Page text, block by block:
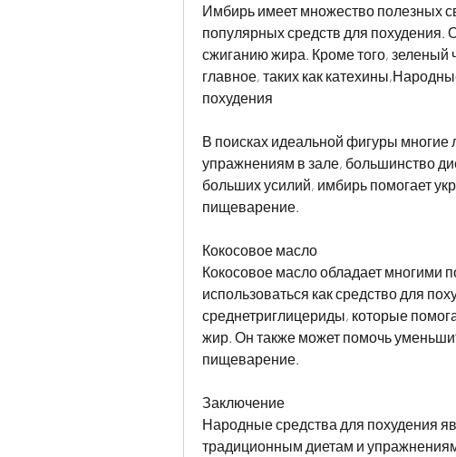
Имбирь имеет множество полезных
популярных средств для похудения.
сжиганию жира. Кроме того, зеленый
главное, таких как
похудения
В поисках идеальной фигуры
упражнениям в зале, большинство
больших усилий, имбирь помогает
пищеварение.
Кокосовое масло
Кокосовое масло обладает многими
использоваться как средство для
среднетриглицериды, которые
жир. Он также может помочь
пищеварение.
Заключение
Народные средства для похудения
традиционным диетам и